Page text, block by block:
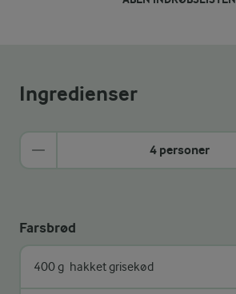
Ingredienser
4 personer
Farsbrød
400 g hakket grisekød